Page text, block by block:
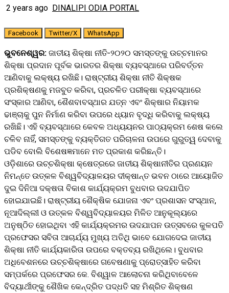
2 years ago DINALIPI ODIA PORTAL
Facebook Twitter/X WhatsApp
ଭୁବନେଶ୍ୱର: ଜାତୀୟ ଶିକ୍ଷା ନୀତି-୨୦୨୦ ସମସ୍ତଙ୍କୁ ଉଚ୍ଚମାନର
ଶିକ୍ଷା ପ୍ରଦାନ ପୂର୍ବକ ଭାରତର ଶିକ୍ଷା ବ୍ୟବସ୍ଥାରେ ପରିବର୍ତ୍ତନ
ଆଣିବାକୁ ଲକ୍ଷ୍ୟ ରଖିଛି। ରାଷ୍ଟ୍ରୀୟ ଶିକ୍ଷା ନୀତି ଶିକ୍ଷକ
ପ୍ରଶିକ୍ଷଣକୁ ମଜବୁତ କରିବା, ପ୍ରଚଳିତ ପରୀକ୍ଷା ବ୍ୟବସ୍ଥାରେ
ସଂସ୍କାର ଆଣିବା, ଶୈଶବାବସ୍ଥାର ଯତ୍ନ ଏବଂ ଶିକ୍ଷାର ନିୟାମକ
ଢାଞ୍ଚାକୁ ପୁନ ନିର୍ମାଣ କରିବା ଉପରେ ଧ୍ୟାନ ବୃଦ୍ଧି କରିବାକୁ ଲକ୍ଷ୍ୟ
ରଖିଛି। ଏହି ବ୍ୟବସ୍ଥାରେ କେବଳ ଅଧ୍ୟୟନର ପାଠ୍ୟକ୍ରମ ଶେଷ କଲେ
ଚଳିବ ନାହିଁ, ସମସ୍ତଙ୍କୁ ବ୍ୟକ୍ତିଗତ ପରିଚାଳନା ଉପରେ ଗୁରୁତ୍ୱ ଦେବାକୁ
ପଡିବ ବୋଲି ବିଶେଷଜ୍ଞମାନେ ମତ ପ୍ରକାଶ କରିଛନ୍ତି।
ଓଡ଼ିଶାରେ ଉଚ୍ଚଶିକ୍ଷା କ୍ଷେତ୍ରରେ ଜାତୀୟ ଶିକ୍ଷାନୀତିର ପ୍ରଣୟନ
ନିମନ୍ତେ ଉତ୍କଳ ବିଶ୍ୱବିଦ୍ୟାଳୟର ଦୀକ୍ଷାନ୍ତ ଭବନ ଠାରେ ଆୟୋଜିତ
ଦୁଇ ଦିନିଆ ଦକ୍ଷତା ବିକାଶ କାର୍ଯ୍ୟକ୍ରମ ବୁଧବାର ଉଦଯାପିତ
ହୋଇଯାଇଛି। ରାଷ୍ଟ୍ରୀୟ ଶୈକ୍ଷିକ ଯୋଜନା ଏବଂ ପ୍ରଶାସନ ସଂସ୍ଥାନ,
ନୂଆଦିଲ୍ଲୀ ଓ ଉତ୍କଳ ବିଶ୍ୱବିଦ୍ୟାଳୟର ମିଳିତ ଆନୁକୂଲ୍ୟରେ
ଅନୁଷ୍ଠିତ ହୋଇଥିବା ଏହି କାର୍ଯ୍ୟକ୍ରମର ଉଦଯାପନ ଉତ୍ସବରେ କୁଳପତି
ପ୍ରଫେସର ସବିତା ଆଚାର୍ଯ୍ୟ ମୁଖ୍ୟ ଅତିଥି ଭାବେ ଯୋଗଦେଇ ଜାତୀୟ
ଶିକ୍ଷା ନୀତି କାର୍ଯ୍ୟକାରିତା ଉପରେ ବକ୍ତବ୍ୟ ରଖିଥିଲେ। ବୁଧବାର
ଅଧିବେଶନରେ ଉଚ୍ଚଶିକ୍ଷାରେ ଗବେଷଣାକୁ ପ୍ରୋତ୍ସାହିତ କରିବା
ସମ୍ପର୍କରେ ପ୍ରଫେସର କେ. ବିଶ୍ୱାଳ ଆଲୋଚନା କରିଥିବାବେଳେ
ବିଦ୍ୟାର୍ଥୀଙ୍କୁ ଶୈଖିକ କେନ୍ଦ୍ରିତ ପଦ୍ଧତି ସହ ମିଶ୍ରିତ ଶିକ୍ଷଣ